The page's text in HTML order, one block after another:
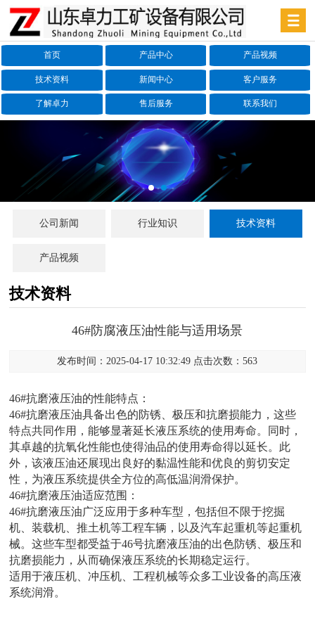
首页 产品中心 产品视频
技术资料 新闻中心 客户服务
了解卓力 售后服务 联系我们
公司新闻 行业知识 技术资料
产品视频
技术资料
46#防腐液压油性能与适用场景
发布时间：2025-04-17 10:32:49 点击次数：563
46#抗磨液压油的性能特点：
46#抗磨液压油具备出色的防锈、极压和抗磨损能力，这些
特点共同作用，能够显著延长液压系统的使用寿命。同时，
其卓越的抗氧化性能也使得油品的使用寿命得以延长。此
外，该液压油还展现出良好的黏温性能和优良的剪切安定
性，为液压系统提供全方位的高低温润滑保护。
46#抗磨液压油适应范围：
46#抗磨液压油广泛应用于多种车型，包括但不限于挖掘
机、装载机、推土机等工程车辆，以及汽车起重机等起重机
械。这些车型都受益于46号抗磨液压油的出色防锈、极压和
抗磨损能力，从而确保液压系统的长期稳定运行。
适用于液压机、冲压机、工程机械等众多工业设备的高压液
系统润滑。